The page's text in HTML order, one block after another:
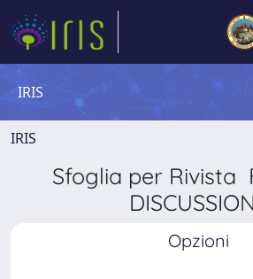
IRIS
IRIS
Sfoglia per Rivista
Opzioni